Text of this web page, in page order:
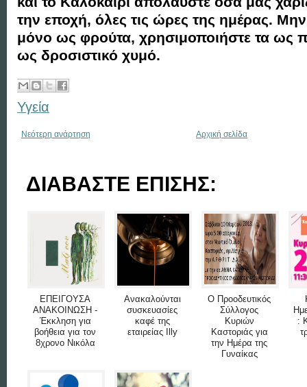
την εποχή, όλες τις ώρες της ημέρας. Μην
μόνο ως φρούτα, χρησιμοποιήστε τα ως
ως δροσιστικό χυμό.
Υγεία
Νεότερη ανάρτηση Αρχική σελίδα
ΔΙΑΒΑΣΤΕ ΕΠΙΣΗΣ:
ΕΠΕΙΓΟΥΣΑ
ΑΝΑΚΟΙΝΩΣΗ -
Έκκληση για
βοήθεια για τον
8χρονο Νικόλα
Ανακαλούνται
συσκευασίες
καφέ της
εταιρείας Illy
Ο Προοδευτικός
Σύλλογος
Κυριών
Καστοριάς για
την Ημέρα της
Γυναίκας
: